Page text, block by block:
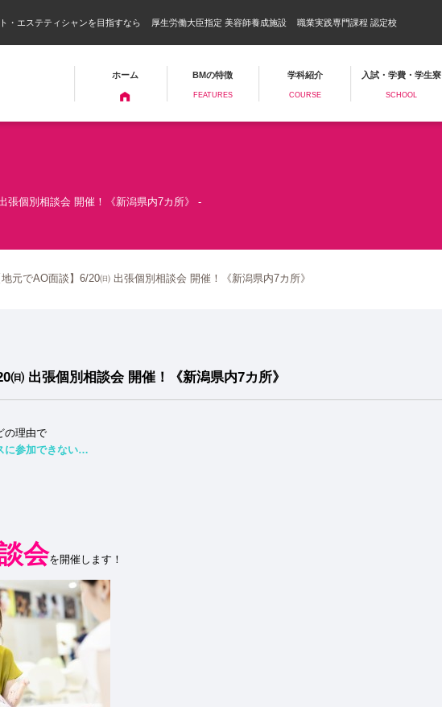
・エステティシャンを目指すなら 厚生労働大臣指定 美容師養成施設 職業実践専門課程 認定校
ホーム BMの特徴
FEATURES
学科紹介
COURSE
入試・学費・学生寮
SCHOOL
張個別相談会 開催！《新潟県内7カ所》 -
地元でAO面談】6/20㈰ 出張個別相談会 開催！《新潟県内7カ所》
㈰ 出張個別相談会 開催！《新潟県内7カ所》
の理由で
に参加できない…
会を開催します！